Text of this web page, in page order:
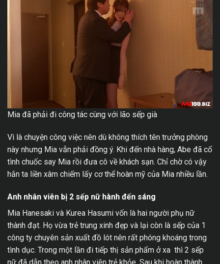
Mia đã phải đi công tác cùng với lão sếp già
Vì là chuyện công việc nên dù không thích tên trưởng phòng
này nhưng Mia vẫn phải đồng ý. Khi đến nhà hàng, Abe đã cố
tình chuốc say Mia rồi đưa cô về khách sạn. Chỉ chờ có vậy
hắn ta liền xâm chiếm lấy cơ thể hoàn mỹ của Mia nhiều lần.
Anh nhân viên bị 2 sếp nữ hành đến sáng
Mia Hanesaki và Kurea Hasumi vốn là hai người phụ nữ
thành đạt. Họ vừa trẻ trung xinh đẹp và lại còn là sếp của 1
công ty chuyên sản xuất đồ lót nên rất phóng khoáng trong
tình dục. Trong một lần đi tiếp thị sản phẩm ở xa thì 2 sếp
nữ đã dẫn theo anh nhân viên trẻ khỏe. Sau khi hoàn thành